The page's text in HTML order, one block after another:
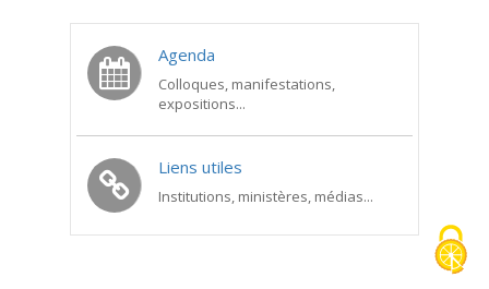
Agenda
Colloques, manifestations,
expositions...
Liens utiles
Institutions, ministères, médias...